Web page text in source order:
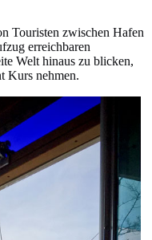
Touristen zwischen Hafen
erreichbaren
Welt hinaus zu blicken,
Kurs nehmen.